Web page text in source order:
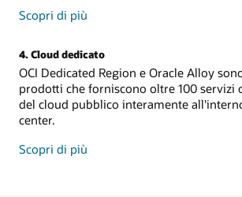
Scopri di più
4. Cloud dedicato
OCI Dedicated Region e Oracle Alloy
prodotti che forniscono oltre 100 servizi
del cloud pubblico interamente
center.
Scopri di più